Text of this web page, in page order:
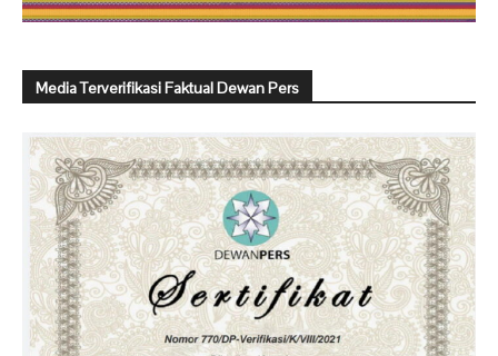
Media Terverifikasi Faktual Dewan Pers